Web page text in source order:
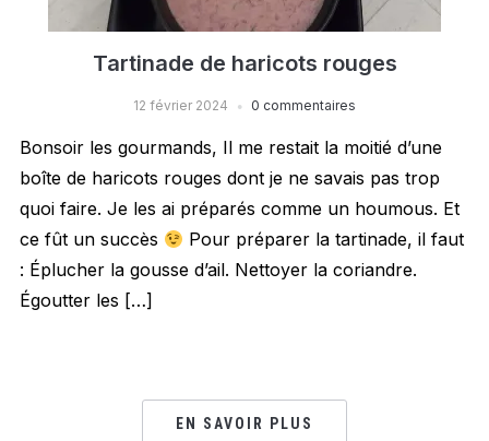
Tartinade de haricots rouges
12 février 2024 0 commentaires
Bonsoir les gourmands, Il me restait la moitié d’une
boîte de haricots rouges dont je ne savais pas trop
quoi faire. Je les ai préparés comme un houmous. Et
ce fût un succès
Pour préparer la tartinade, il faut
: Éplucher la gousse d’ail. Nettoyer la coriandre.
Égoutter les […]
EN SAVOIR PLUS